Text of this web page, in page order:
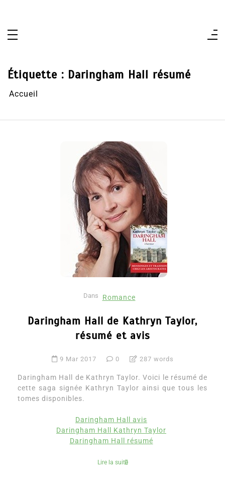
Étiquette : Daringham Hall résumé
Accueil
Dans Romance
Daringham Hall de Kathryn Taylor,
résumé et avis
9 Mar 2017 0 287 words
Daringham Hall de Kathryn Taylor. Voici le résumé de
cette saga signée Kathryn Taylor ainsi que tous les
tomes disponibles.
Daringham Hall avis
Daringham Hall Kathryn Taylor
Daringham Hall résumé
Lire la suite